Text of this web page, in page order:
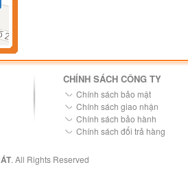
CHÍNH SÁCH CÔNG TY
Chính sách bảo mật
Chính sách giao nhận
Chính sách bảo hành
Chính sách đổi trả hàng
. All Rights Reserved